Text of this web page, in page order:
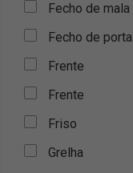
Fecho de mala
Fecho de porta
Frente
Frente
Friso
Grelha